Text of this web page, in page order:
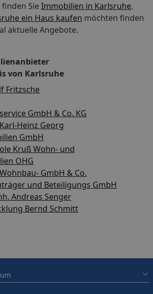
Sie Immobilien in Karlsruhe.
ein Haus kaufen möchten finden
aktuelle Angebote.
von Karlsruhe
Fritzsche
GmbH & Co. KG
Heinz Georg
GmbH
Kruß Wohn- und
OHG
GmbH & Co.
und Beteiligungs GmbH
Andreas Senger
Bernd Schmitt